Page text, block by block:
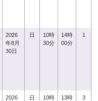
2026
年8月
30日
日
10時
30分
14時
00分
1
2026
日
10時
13時
3